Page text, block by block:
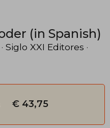
(in Spanish)
Siglo XXI Editores ·
€ 43,75